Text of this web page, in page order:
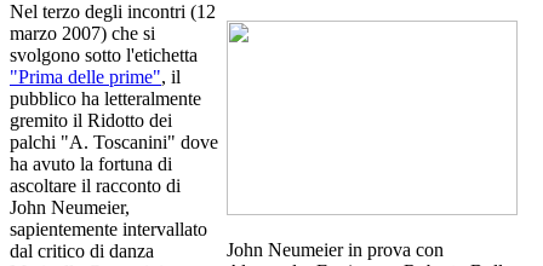
John Neumeier in prova con
Nel terzo degli incontri (12
marzo 2007) che si
svolgono sotto l'etichetta
"Prima delle prime", il
pubblico ha letteralmente
gremito il Ridotto dei
palchi "A. Toscanini" dove
ha avuto la fortuna di
ascoltare il racconto di
John Neumeier,
sapientemente intervallato
dal critico di danza